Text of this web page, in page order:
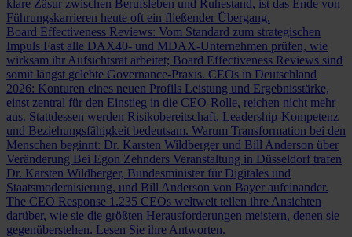
klare Zäsur zwischen Berufsleben und Ruhestand, ist das Ende von
Führungskarrieren heute oft ein fließender Übergang.
Board Effectiveness Reviews: Vom Standard zum strategischen
Impuls Fast alle DAX40- und MDAX-Unternehmen prüfen, wie
wirksam ihr Aufsichtsrat arbeitet; Board Effectiveness Reviews sind
somit längst gelebte Governance-Praxis. CEOs in Deutschland
2026: Konturen eines neuen Profils Leistung und Ergebnisstärke,
einst zentral für den Einstieg in die CEO-Rolle, reichen nicht mehr
aus. Stattdessen werden Risikobereitschaft, Leadership-Kompetenz
und Beziehungsfähigkeit bedeutsam. Warum Transformation bei den
Menschen beginnt: Dr. Karsten Wildberger und Bill Anderson über
Veränderung Bei Egon Zehnders Veranstaltung in Düsseldorf trafen
Dr. Karsten Wildberger, Bundesminister für Digitales und
Staatsmodernisierung, und Bill Anderson von Bayer aufeinander.
The CEO Response 1.235 CEOs weltweit teilen ihre Ansichten
darüber, wie sie die größten Herausforderungen meistern, denen sie
gegenüberstehen. Lesen Sie ihre Antworten.